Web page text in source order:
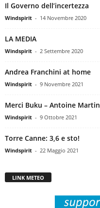
Il Governo dell’incertezza
Windspirit - 14 Novembre 2020
LA MEDIA
Windspirit - 2 Settembre 2020
Andrea Franchini at home
Windspirit - 9 Novembre 2021
Merci Buku – Antoine Martin
Windspirit - 9 Ottobre 2021
Torre Canne: 3,6 e sto!
Windspirit - 22 Maggio 2021
LINK METEO